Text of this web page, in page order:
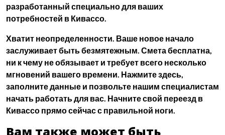
разработанный специально для ваших
потребностей в Кивассо.
Хватит неопределенности. Ваше новое начало
заслуживает быть безмятежным. Смета бесплатна,
ни к чему не обязывает и требует всего несколько
мгновений вашего времени. Нажмите здесь,
заполните данные и позвольте нашим специалистам
начать работать для вас. Начните свой переезд в
Кивассо прямо сейчас с правильной ноги.
Вам также может быть